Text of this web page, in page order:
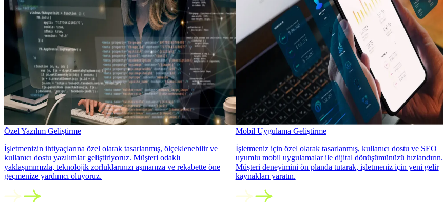
Özel Yazılım Geliştirme
İşletmenizin ihtiyaçlarına özel olarak tasarlanmış, ölçeklenebilir ve
kullanıcı dostu yazılımlar geliştiriyoruz. Müşteri odaklı
yaklaşımımızla, teknolojik zorluklarınızı aşmanıza ve rekabette öne
geçmenize yardımcı oluyoruz.
Mobil Uygulama Geliştirme
İşletmeniz için özel olarak tasarlanmış, kullanıcı dostu ve SEO
uyumlu mobil uygulamalar ile dijital dönüşümünüzü hızlandırın.
Müşteri deneyimini ön planda tutarak, işletmeniz için yeni gelir
kaynakları yaratın.